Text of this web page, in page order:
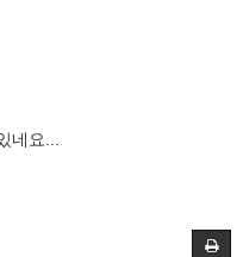
네요...